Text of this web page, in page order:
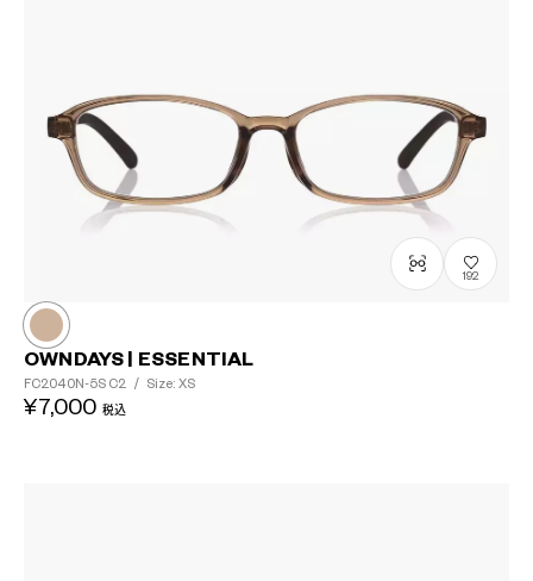
192
OWNDAYS | ESSENTIAL
FC2040N-5S C2 / Size: XS
¥7,000 税込